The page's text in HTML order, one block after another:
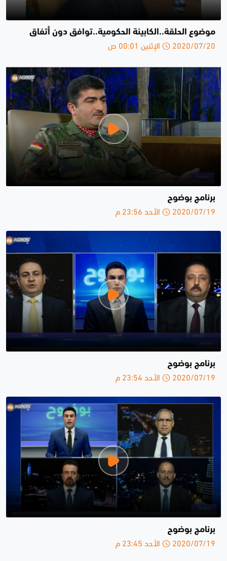
موضوع الحلقة..الكابينة الحكومية..توافق دون أتفاق
2020/07/20 الإثنين 00:01 ص
برنامج بوضوح
2020/07/19 الأحد 23:56 م
برنامج بوضوح
2020/07/19 الأحد 23:54 م
برنامج بوضوح
2020/07/19 الأحد 23:45 م